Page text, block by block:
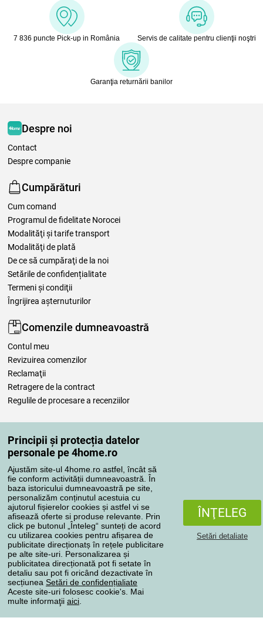
Principii și protecția datelor
personale pe 4home.ro
Ajustăm site-ul 4home.ro astfel, încât să
fie conform activității dumneavoastră. În
baza istoricului dumneavoastră pe site,
personalizăm conținutul acestuia cu
ajutorul fișierelor cookies și astfel vi se
afisează oferte si produse relevante. Prin
click pe butonul „Înteleg“ sunteți de acord
cu utilizarea cookies pentru afișarea de
publicitate direcționatș în rețele publicitare
pe alte site-uri. Personalizarea și
publicitatea direcționată pot fi setate în
detaliu sau pot fi oricând dezactivate în
secțiunea Setări de confidențialiate
Aceste site-uri folosesc cookie's. Mai
multe informaţii aici
ÎNŢELEG
Setări detaliate
7 836 puncte Pick-up in România Servis de calitate pentru clienţii noştri
Garanţia returnării banilor
Despre noi
Contact
Despre companie
Cumpărături
Cum comand
Programul de fidelitate Norocei
Modalităţi şi tarife transport
Modalităţi de plată
De ce să cumpăraţi de la noi
Setările de confidențialitate
Termeni şi condiţii
Îngrijirea așternuturilor
Comenzile dumneavoastră
Contul meu
Revizuirea comenzilor
Reclamaţii
Retragere de la contract
Regulile de procesare a recenziilor
Metode de plată
Magazin de încredere
Protecţia datelor cu caracter personal